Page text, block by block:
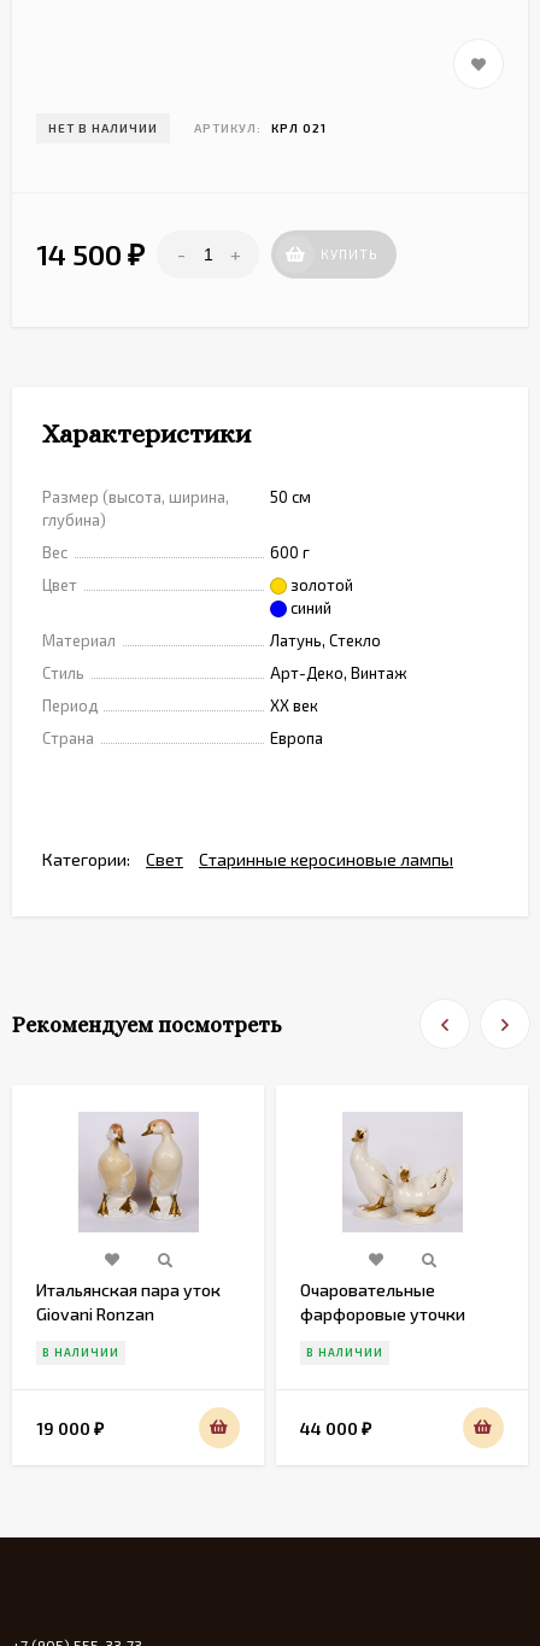
НЕТ В НАЛИЧИИ АРТИКУЛ: КРЛ 021
14 500 ₽ - + КУПИТЬ
Характеристики
Размер (высота, ширина,
глубина)
50 см
Вес
600 г
Цвет
золотой
синий
Материал
Латунь, Стекло
Стиль
Арт-Деко, Винтаж
Период
XX век
Страна
Европа
Категории: Свет Старинные керосиновые лампы
Рекомендуем посмотреть
Итальянская пара уток
Giovani Ronzan
В НАЛИЧИИ
19 000 ₽
Очаровательные
фарфоровые уточки
В НАЛИЧИИ
44 000 ₽